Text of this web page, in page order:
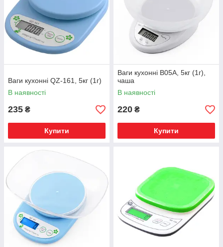
Ваги кухонні QZ-161, 5кг (1г)
В наявності
235 ₴
Купити
Ваги кухонні B05A, 5кг (1г),
чаша
В наявності
220 ₴
Купити